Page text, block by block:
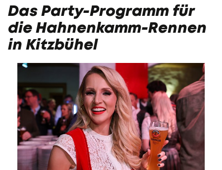
Das Party-Programm für
die Hahnenkamm-Rennen
in Kitzbühel